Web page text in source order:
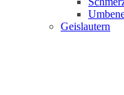
Geislautern